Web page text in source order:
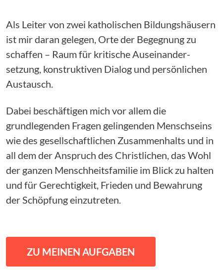
Als Leiter von zwei katholischen Bildungshäusern
ist mir daran gelegen, Orte der Begegnung zu
schaffen – Raum für kritische Auseinander­
setzung, konstruktiven Dialog und persönlichen
Austausch.
Dabei beschäftigen mich vor allem die
grundlegenden Fragen gelingenden Menschseins
wie des gesellschaftlichen Zusammenhalts und in
all dem der Anspruch des Christlichen, das Wohl
der ganzen Menschheitsfamilie im Blick zu halten
und für Gerechtigkeit, Frieden und Bewahrung
der Schöpfung einzutreten.
ZU MEINEN AUFGABEN